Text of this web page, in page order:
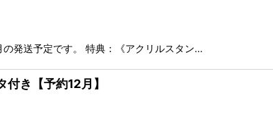
発送予定です。 特典：《アクリルスタン…
き【予約12月】